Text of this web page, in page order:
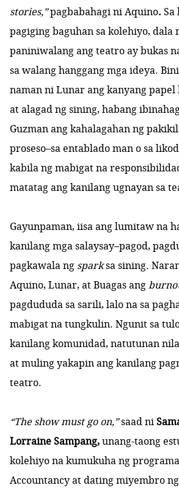
stories,”pagbabahagi ni Aquino. Sa
pagiging baguhan sa kolehiyo, dala
paniniwalang ang teatro ay bukas
sa walang hanggang mga ideya.
naman ni Lunar ang kanyang
at alagad ng sining, habang
Guzman ang kahalagahan ng
proseso–sa entablado man o sa
kabila ng mabigat na
matatag ang kanilang ugnayan sa
Gayunpaman, iisa ang lumitaw na
kanilang mga salaysay–pagod,
pagkawala ng sparksa sining.
Aquino, Lunar, at Buagas ang
pagdududa sa sarili, lalo na sa
mabigat na tungkulin. Ngunit sa
kanilang komunidad, natutunan
at muling yakapin ang kanilang
teatro.
“The show must go on,”saad ni
Lorraine Sampang,unang-taong
kolehiyo na kumukuha ng
Accountancy at dating miyembro